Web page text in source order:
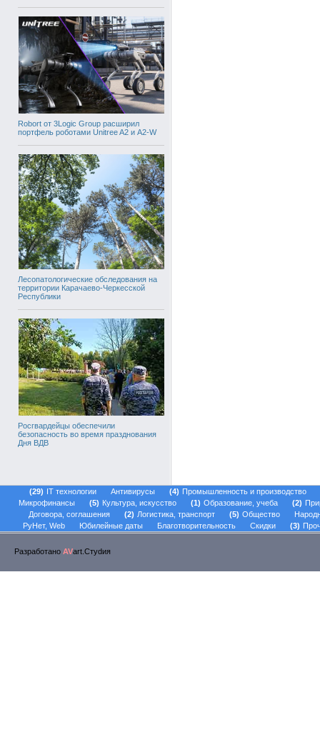
Robort от 3Logic Group расширил
портфель роботами Unitree A2 и A2-W
Лесопатологические обследования на
территории Карачаево-Черкесской
Республики
Росгвардейцы обеспечили
безопасность во время празднования
Дня ВДВ
29 IT технологии Антивирусы 4
Промышленность и производство
Микрофинансы
5 Культура, искусство 1 Образование, учеба 2
Договора, соглашения
2 Логистика, транспорт 5 Общество
РуНет, Web
Юбилейные даты Благотворительность Скидки 3
Разработано AVart.Стуdия